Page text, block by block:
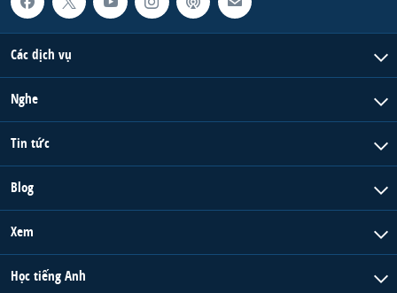
Các dịch vụ
Nghe
Tin tức
Blog
Xem
Học tiếng Anh